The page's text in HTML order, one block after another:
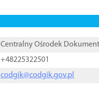
Centralny Ośrodek
+48225322501
codgik@codgik.gov.pl